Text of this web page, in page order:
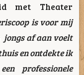
met Theater
is voor mij
jongs af aan voelt
en ontdekte ik
professionele